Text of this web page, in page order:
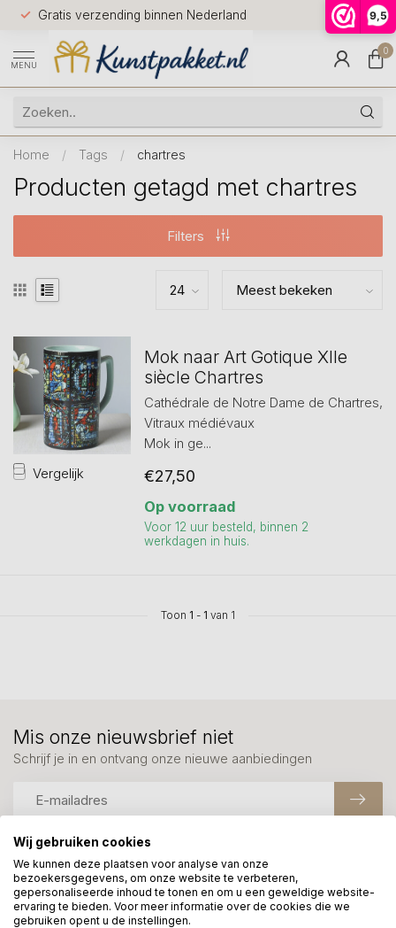
9,5
Gratis verzending binnen Nederland
Voor
huis
9.5
MENU
0
Home / Tags / chartres
Producten getagd met chartres
Filters
Vergelijk
Mok naar Art Gotique XIIe
siècle Chartres
Cathédrale de Notre Dame de Chartres,
Vitraux médiévaux
Mok in ge...
€27,50
Op voorraad
Voor 12 uur besteld, binnen 2
werkdagen in huis.
Toon 1 - 1 van 1
Meer informatie?
We helpen graag met uw keuze of geven advies, bel of app
ons 7 dagen per week: 06-23643267
Mis onze nieuwsbrief niet
Schrijf je in en ontvang onze nieuwe aanbiedingen
Wij gebruiken cookies
We kunnen deze plaatsen voor analyse van onze
bezoekersgegevens, om onze website te verbeteren,
gepersonaliseerde inhoud te tonen en om u een geweldige website-
ervaring te bieden. Voor meer informatie over de cookies die we
gebruiken opent u de instellingen.